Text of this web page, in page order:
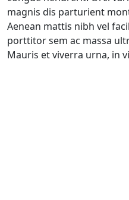
magnis dis parturient
Aenean mattis nibh vel
porttitor sem ac massa
Mauris et viverra urna, in